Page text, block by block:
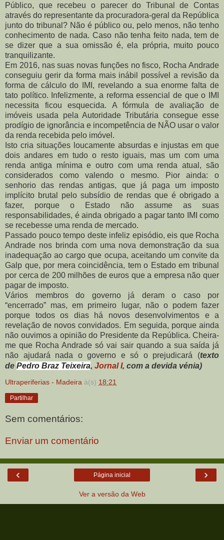
Público, que recebeu o parecer do Tribunal de Contas
através do representante da procuradora-geral da República
junto do tribunal? Não é público ou, pelo menos, não tenho
conhecimento de nada. Caso não tenha feito nada, tem de
se dizer que a sua omissão é, ela própria, muito pouco
tranquilizante.
Em 2016, nas suas novas funções no fisco, Rocha Andrade
conseguiu gerir da forma mais inábil possível a revisão da
forma de cálculo do IMI, revelando a sua enorme falta de
tato político. Infelizmente, a reforma essencial de que o IMI
necessita ficou esquecida. A fórmula de avaliação de
imóveis usada pela Autoridade Tributária consegue esse
prodígio de ignorância e incompetência de NÃO usar o valor
da renda recebida pelo imóvel.
Isto cria situações loucamente absurdas e injustas em que
dois andares em tudo o resto iguais, mas um com uma
renda antiga mínima e outro com uma renda atual, são
considerados como valendo o mesmo. Pior ainda: o
senhorio das rendas antigas, que já paga um imposto
implícito brutal pelo subsídio de rendas que é obrigado a
fazer, porque o Estado não assume as suas
responsabilidades, é ainda obrigado a pagar tanto IMI como
se recebesse uma renda de mercado.
Passado pouco tempo deste infeliz episódio, eis que Rocha
Andrade nos brinda com uma nova demonstração da sua
inadequação ao cargo que ocupa, aceitando um convite da
Galp que, por mera coincidência, tem o Estado em tribunal
por cerca de 200 milhões de euros que a empresa não quer
pagar de imposto.
Vários membros do governo já deram o caso por
“encerrado” mas, em primeiro lugar, não o podem fazer
porque todos os dias há novos desenvolvimentos e a
revelação de novos convidados. Em seguida, porque ainda
não ouvimos a opinião do Presidente da República. Cheira-
me que Rocha Andrade só vai sair quando a sua saída já
não ajudará nada o governo e só o prejudicará (texto
de Pedro Braz Teixeira, Jornal I, com a devida vénia)
Ultraperiferias - Madeira à(s) 18:21
Partilhar
Sem comentários:
Enviar um comentário
‹ ›
Página inicial
Ver a versão da Web